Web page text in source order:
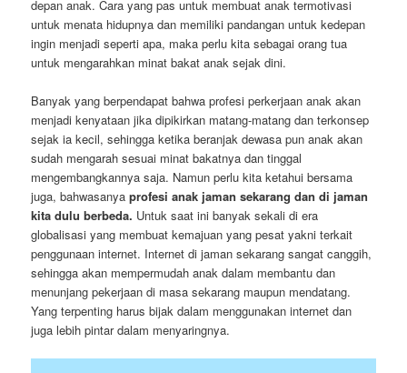
depan anak. Cara yang pas untuk membuat anak termotivasi
untuk menata hidupnya dan memiliki pandangan untuk kedepan
ingin menjadi seperti apa, maka perlu kita sebagai orang tua
untuk mengarahkan minat bakat anak sejak dini.
Banyak yang berpendapat bahwa profesi perkerjaan anak akan
menjadi kenyataan jika dipikirkan matang-matang dan terkonsep
sejak ia kecil, sehingga ketika beranjak dewasa pun anak akan
sudah mengarah sesuai minat bakatnya dan tinggal
mengembangkannya saja. Namun perlu kita ketahui bersama
juga, bahwasanyaprofesi anak jaman sekarang dan di jaman
kita dulu berbeda. Untuk saat ini banyak sekali di era
globalisasi yang membuat kemajuan yang pesat yakni terkait
penggunaan internet. Internet di jaman sekarang sangat canggih,
sehingga akan mempermudah anak dalam membantu dan
menunjang pekerjaan di masa sekarang maupun mendatang.
Yang terpenting harus bijak dalam menggunakan internet dan
juga lebih pintar dalam menyaringnya.